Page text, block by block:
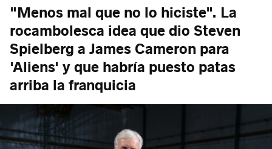
"Menos mal que no lo hiciste". La
rocambolesca idea que dio Steven
Spielberg a James Cameron para
'Aliens' y que habría puesto patas
arriba la franquicia